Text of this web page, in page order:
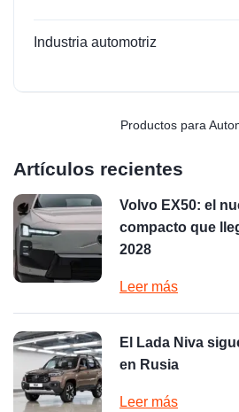
Industria automotriz
Productos para
Artículos recientes
Volvo EX50: el
compacto que
2028
Leer más
El Lada Niva
en Rusia
Leer más